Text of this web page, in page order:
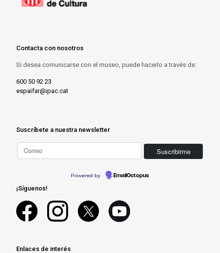
Contacta con nosotros
Si desea comunicarse con el museo, puede hacerlo a través de:
600 50 92 23
espaifar@ipac.cat
Suscríbete a nuestra newsletter
Powered by EmailOctopus
¡Síguenos!
Enlaces de interés